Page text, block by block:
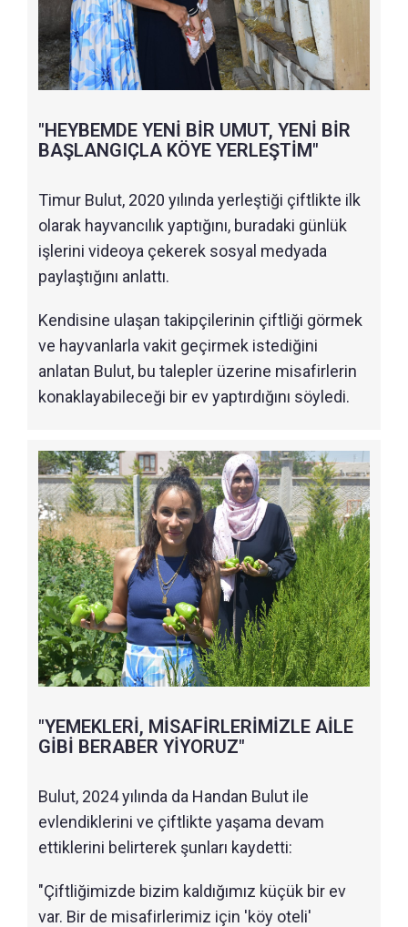
"HEYBEMDE YENİ BİR UMUT, YENİ BİR
BAŞLANGIÇLA KÖYE YERLEŞTİM"
Timur Bulut, 2020 yılında yerleştiği çiftlikte ilk
olarak hayvancılık yaptığını, buradaki günlük
işlerini videoya çekerek sosyal medyada
paylaştığını anlattı.
Kendisine ulaşan takipçilerinin çiftliği görmek
ve hayvanlarla vakit geçirmek istediğini
anlatan Bulut, bu talepler üzerine misafirlerin
konaklayabileceği bir ev yaptırdığını söyledi.
"YEMEKLERİ, MİSAFİRLERİMİZLE AİLE
GİBİ BERABER YİYORUZ"
Bulut, 2024 yılında da Handan Bulut ile
evlendiklerini ve çiftlikte yaşama devam
ettiklerini belirterek şunları kaydetti:
"Çiftliğimizde bizim kaldığımız küçük bir ev
var. Bir de misafirlerimiz için 'köy oteli'